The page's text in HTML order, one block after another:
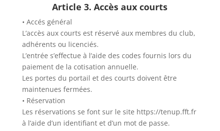
Article 3. Accès aux courts
• Accés général
L’accès aux courts est réservé aux membres du club,
adhérents ou licenciés.
L’entrée s’effectue à l’aide des codes fournis lors du
paiement de la cotisation annuelle.
Les portes du portail et des courts doivent être
maintenues fermées.
• Réservation
Les réservations se font sur le site https://tenup.fft.fr
à l’aide d’un identifiant et d’un mot de passe.